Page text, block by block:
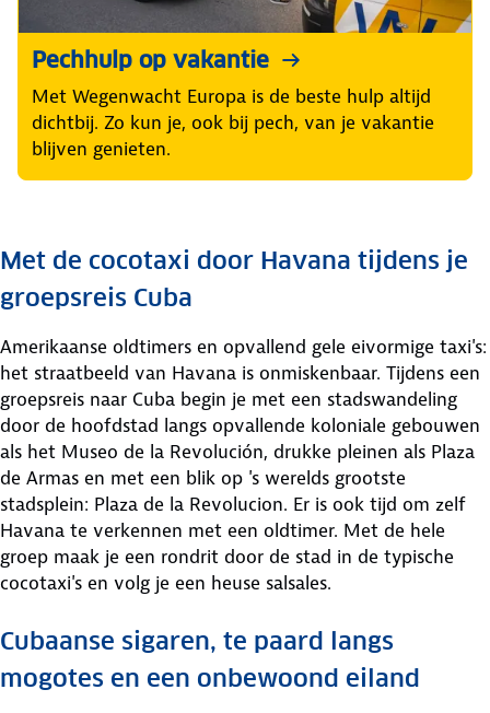
Pechhulp op vakantie
Met Wegenwacht Europa is de beste hulp altijd
dichtbij. Zo kun je, ook bij pech, van je vakantie
blijven genieten.
Met de cocotaxi door Havana tijdens je
groepsreis Cuba
Amerikaanse oldtimers en opvallend gele eivormige taxi's:
het straatbeeld van Havana is onmiskenbaar. Tijdens een
groepsreis naar Cuba begin je met een stadswandeling
door de hoofdstad langs opvallende koloniale gebouwen
als het Museo de la Revolución, drukke pleinen als Plaza
de Armas en met een blik op 's werelds grootste
stadsplein: Plaza de la Revolucion. Er is ook tijd om zelf
Havana te verkennen met een oldtimer. Met de hele
groep maak je een rondrit door de stad in de typische
cocotaxi's en volg je een heuse salsales.
Cubaanse sigaren, te paard langs
mogotes en een onbewoond eiland